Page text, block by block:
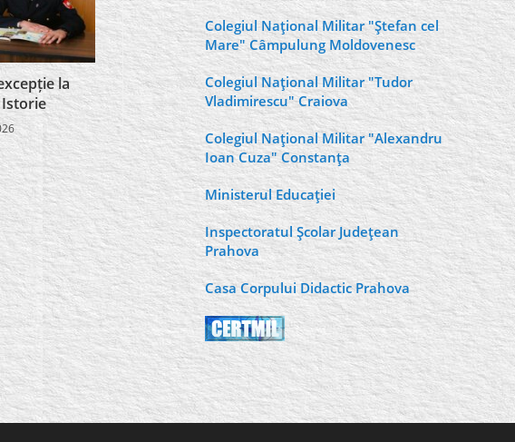
la
Colegiul Naţional Militar "Ştefan cel
Mare" Câmpulung Moldovenesc
Colegiul Naţional Militar "Tudor
Vladimirescu" Craiova
Colegiul Naţional Militar "Alexandru
Ioan Cuza" Constanţa
Ministerul Educaţiei
Inspectoratul Şcolar Judeţean
Prahova
Casa Corpului Didactic Prahova